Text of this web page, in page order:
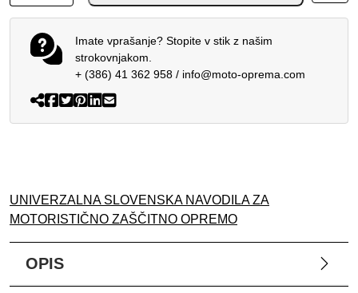
Imate vprašanje? Stopite v stik z našim
strokovnjakom.
+ (386) 41 362 958/ info@moto-oprema.com
UNIVERZALNA SLOVENSKA NAVODILA ZA
MOTORISTIČNO ZAŠČITNO OPREMO
OPIS